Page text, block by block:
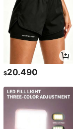
$20.490